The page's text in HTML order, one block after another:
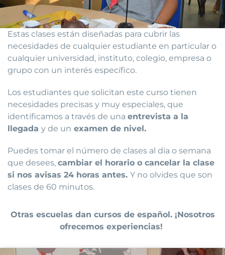
Estas clases están diseñadas para cubrir las
necesidades de cualquier estudiante en particular o
cualquier universidad, instituto, colegio, empresa o
grupo con un interés específico.
Los estudiantes que solicitan este curso tienen
necesidades precisas y muy especiales, que
identificamos a través de una entrevista a la
llegada y de un examen de nivel.
Puedes tomar el número de clases al día o semana
que desees, cambiar el horario o cancelar la clase
si nos avisas 24 horas antes. Y no olvides que son
clases de 60 minutos.
Otras escuelas dan cursos de español. ¡Nosotros
ofrecemos experiencias!